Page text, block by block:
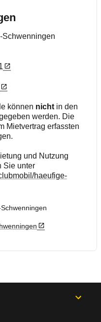
Schwenningen
können nicht in den
werden. Die
Mietvertrag erfassten
und Nutzung
Sie unter
haeufige-